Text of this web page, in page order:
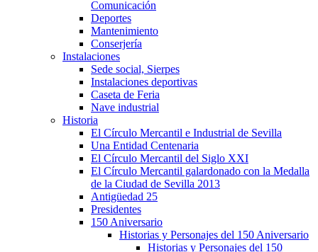
Comunicación
Deportes
Mantenimiento
Conserjería
Instalaciones
Sede social, Sierpes
Instalaciones deportivas
Caseta de Feria
Nave industrial
Historia
El Círculo Mercantil e Industrial de Sevilla
Una Entidad Centenaria
El Círculo Mercantil del Siglo XXI
El Círculo Mercantil galardonado con la Medalla
de la Ciudad de Sevilla 2013
Antigüedad 25
Presidentes
150 Aniversario
Historias y Personajes del 150 Aniversario
Historias y Personajes del 150